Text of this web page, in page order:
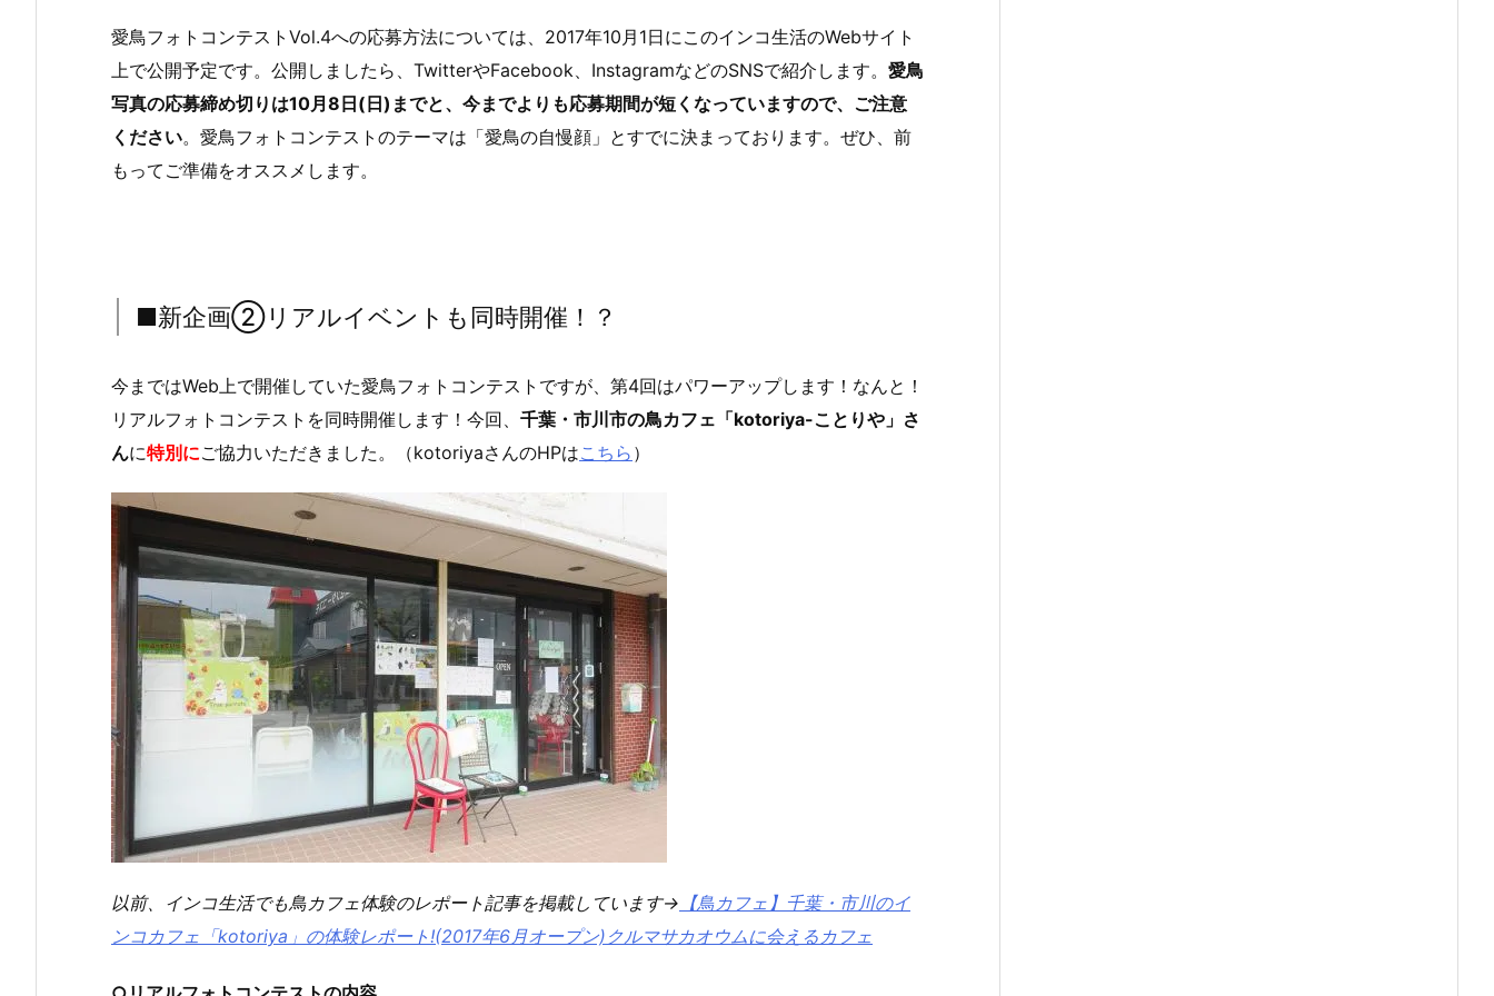
愛鳥フォトコンテストVol.4への応募方法については、2017年10月1日にこのインコ生活のWebサイト
上で公開予定です。公開しましたら、TwitterやFacebook、InstagramなどのSNSで紹介します。 愛鳥
写真の応募締め切りは10月8日(日)までと、今までよりも応募期間が短くなっていますので、ご注意
ください。愛鳥フォトコンテストのテーマは「愛鳥の自慢顔」とすでに決まっております。ぜひ、前
もってご準備をオススメします。
■新企画②リアルイベントも同時開催！？
今まではWeb上で開催していた愛鳥フォトコンテストですが、第4回はパワーアップします！なんと！
リアルフォトコンテストを同時開催します！今回、 千葉・市川市の鳥カフェ「kotoriya-ことりや」さ
んに特別にご協力いただきました。（kotoriyaさんのHPはこちら ）
以前、インコ生活でも鳥カフェ体験のレポート記事を掲載しています→ 【鳥カフェ】千葉・市川のイ
ンコカフェ「kotoriya」の体験レポート!(2017年6月オープン)クルマサカオウムに会えるカフェ